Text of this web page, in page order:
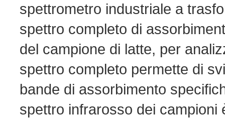
spettrometro industriale a
spettro completo di
del campione di latte, per
spettro completo permette di
bande di assorbimento
spettro infrarosso dei